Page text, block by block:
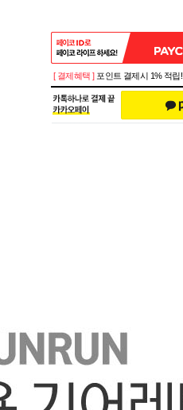
[ 결제혜택 ] 포인트 결제시 1% 적립!